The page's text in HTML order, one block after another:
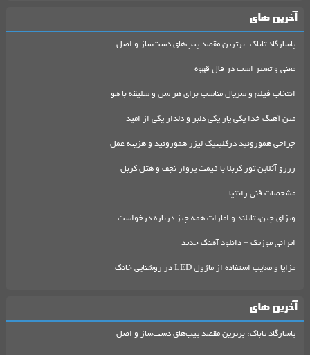
آخرین های
پاسارگاد تاباک: برترین مقصد پیپ‌های دست‌ساز و اصل
معنی و تعبیر اسب در فال قهوه
انتخاب فیلم و سریال مناسب برای هر سن و سلیقه با هو
متن آهنگ خدا یکی یار یکی دلبر و دلدار یکی از امید
جراحی هموروئید درکلینیک لیزر هموروئید و هزینه عمل
رزرو آنلاین تور کربلا با قیمت پرواز نجف و هتل کربل
مشخصات فنی زانتیا
ویزای چین، تایلند و امارات همه چیز درباره درخواست
ایرانی موزیک – دانلود آهنگ جدید
مزایا و معایب استفاده از ماژول LED در روشنایی خانگ
آخرین های
پاسارگاد تاباک: برترین مقصد پیپ‌های دست‌ساز و اصل